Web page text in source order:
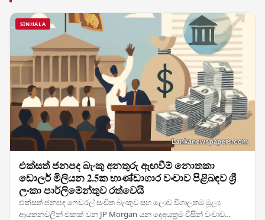
SINHALA
එක්සත් ජනපද බැංකු අනතුරු ඇඟවීම් නොතකා
ඩොලර් මිලියන 2.5ක භාණ්ඩාගාර වංචාව පිළිබඳව ශ්‍රී
ලංකා පාර්ලිමේන්තුව රත්වෙයි
එක්සත් ජනපද ෆෙඩරල් සංචිත බැංකුව සහ ලොව විශාලතම මූල්‍ය
ආයතනවලින් එකක් වන JP Morgan යන දෙඅයත්‍රම විසින් වංචාව